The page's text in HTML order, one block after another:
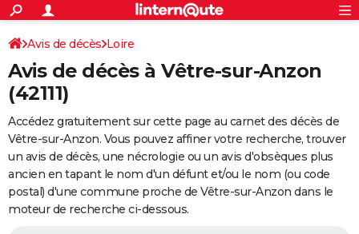
ACTUALITÉS
Politique
Société
Faits Divers
Education
Monde
Villes
+
SPORT
Coupe du monde 2026
Football
Tennis
Cyclisme
Rugby
Forum
FINANCE
Retraite
Impôts
Epargne
Immobilier
Risques naturels par ville
Banque
Assurance
Crédit
Essais
Réserver un essai
Citadines
Berlines
SUV
Forum auto
+
HIGH-TECH
Mobiles
Meilleur smartphone
Internet
Ordinateurs
Jeux vidéo
Guide high-tech
+BRICOLAGE
Avis de décès Loire
Avis de décès à Vêtre-sur-Anzon
(42111)
Accédez gratuitement sur cette page au carnet des décès de
Vêtre-sur-Anzon. Vous pouvez affiner votre recherche, trouver
un avis de décès, une nécrologie ou un avis d'obsèques plus
ancien en tapant le nom d'un défunt et/ou le nom (ou code
postal) d'une commune proche de Vêtre-sur-Anzon dans le
moteur de recherche ci-dessous.